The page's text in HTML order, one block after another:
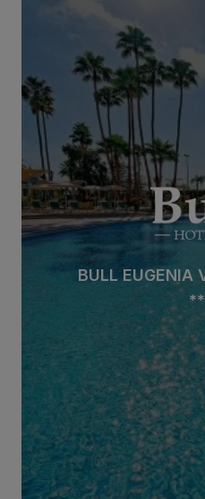
BULL EUGENIA
BULL EUGENIA
Zum